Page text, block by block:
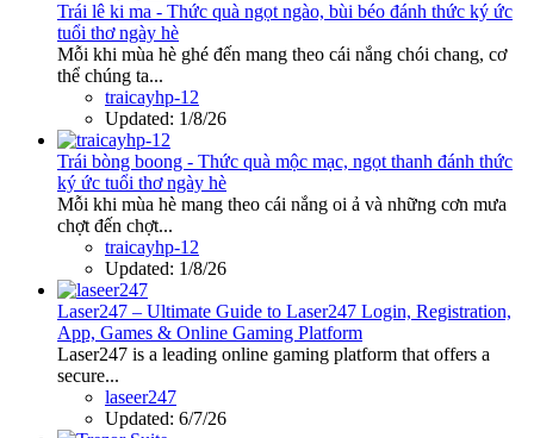
Trái lê ki ma - Thức quà ngọt ngào, bùi béo đánh thức ký ức
tuổi thơ ngày hè
Mỗi khi mùa hè ghé đến mang theo cái nắng chói chang, cơ
thể chúng ta...
traicayhp-12
Updated: 1/8/26
Trái bòng boong - Thức quà mộc mạc, ngọt thanh đánh thức
ký ức tuổi thơ ngày hè
Mỗi khi mùa hè mang theo cái nắng oi ả và những cơn mưa
chợt đến chợt...
traicayhp-12
Updated: 1/8/26
Laser247 – Ultimate Guide to Laser247 Login, Registration,
App, Games & Online Gaming Platform
Laser247 is a leading online gaming platform that offers a
secure...
laseer247
Updated: 6/7/26